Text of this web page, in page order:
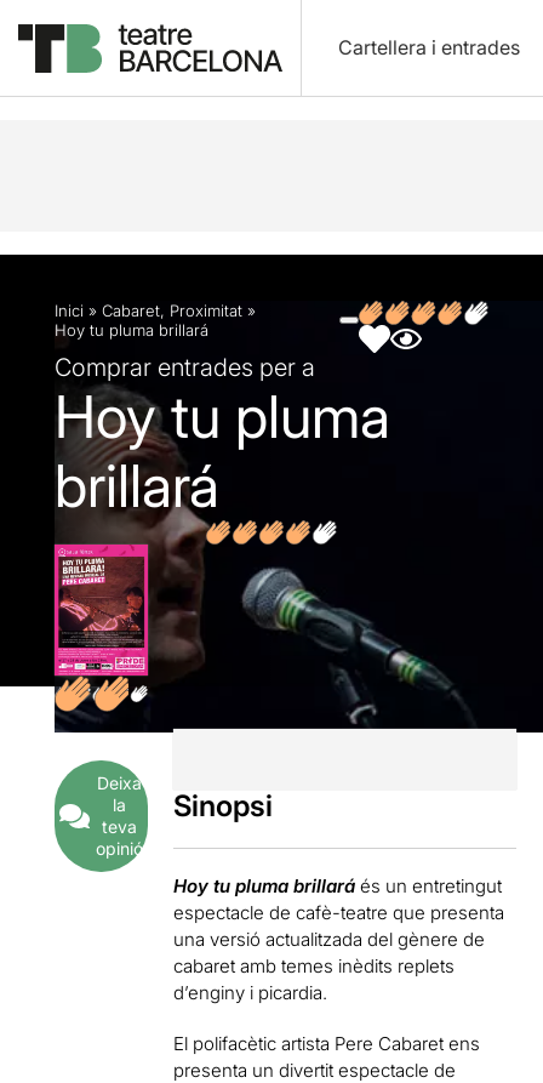
Cartellera i entrades
Descripció Fitxa artística Fotos i vídeos
Inici » Cabaret, Proximitat »
Hoy tu pluma brillará
Comprar entrades per a
Hoy tu pluma
brillará
Deixa
la
teva
opinió
Sinopsi
Hoy tu pluma brillará és un entretingut
espectacle de cafè-teatre que presenta
una versió actualitzada del gènere de
cabaret amb temes inèdits replets
d’enginy i picardia.
El polifacètic artista Pere Cabaret ens
presenta un divertit espectacle de